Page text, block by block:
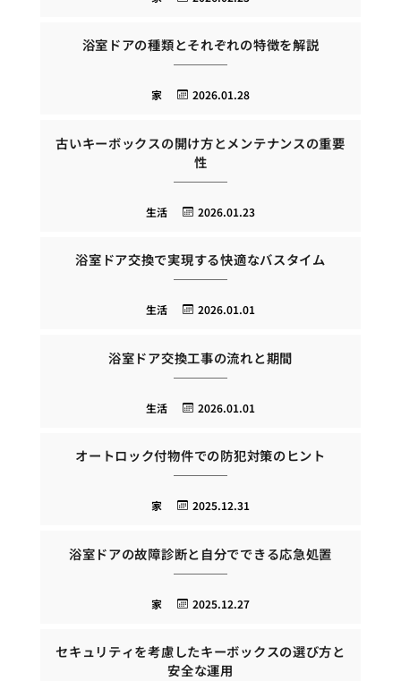
浴室ドアの種類とそれぞれの特徴を解説
2026.01.28
家
古いキーボックスの開け方とメンテナンスの重要
性
2026.01.23
生活
浴室ドア交換で実現する快適なバスタイム
2026.01.01
生活
浴室ドア交換工事の流れと期間
2026.01.01
生活
オートロック付物件での防犯対策のヒント
2025.12.31
家
浴室ドアの故障診断と自分でできる応急処置
2025.12.27
家
セキュリティを考慮したキーボックスの選び方と
安全な運用